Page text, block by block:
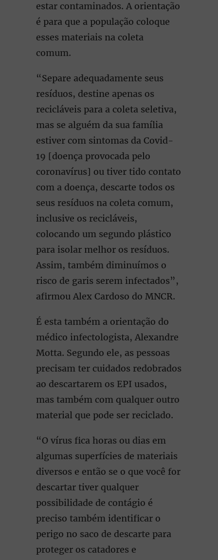
estar contaminados. A orientação
é para que a população coloque
esses materiais na coleta
comum.
“Separe adequadamente seus
resíduos, destine apenas os
recicláveis para a coleta seletiva,
mas se alguém da sua família
estiver com sintomas da Covid-
19 [doença provocada pelo
coronavírus] ou tiver tido contato
com a doença, descarte todos os
seus resíduos na coleta comum,
inclusive os recicláveis,
colocando um segundo plástico
para isolar melhor os resíduos.
Assim, também diminuímos o
risco de garis serem infectados”,
afirmou Alex Cardoso do MNCR.
É esta também a orientação do
médico infectologista, Alexandre
Motta. Segundo ele, as pessoas
precisam ter cuidados redobrados
ao descartarem os EPI usados,
mas também com qualquer outro
material que pode ser reciclado.
“O vírus fica horas ou dias em
algumas superfícies de materiais
diversos e então se o que você for
descartar tiver qualquer
possibilidade de contágio é
preciso também identificar o
perigo no saco de descarte para
proteger os catadores e